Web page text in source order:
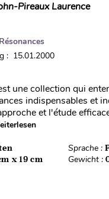
Pireaux Laurence
Résonances
: 15.01.2000
une collection qui
indispensables et
et l'étude
Sprache :
x 19 cm Gewicht :